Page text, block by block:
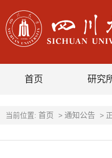
首页 研究
当前位置: 首页 > 通知公告 >